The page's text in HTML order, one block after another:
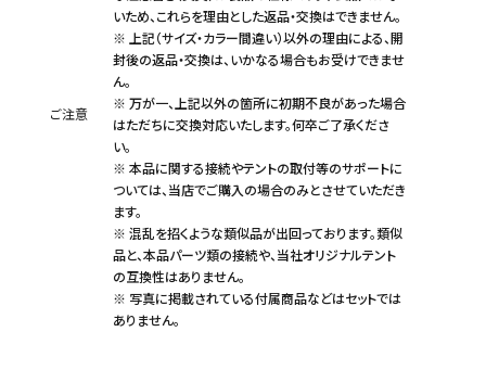
ご注意
いため、これらを理由とした返品・交換はできません。
※ 上記（サイズ・カラー間違い）以外の理由による、開
封後の返品・交換は、いかなる場合もお受けできませ
ん。
※ 万が一、上記以外の箇所に初期不良があった場合
はただちに交換対応いたします。何卒ご了承くださ
い。
※ 本品に関する接続やテントの取付等のサポートに
ついては、当店でご購入の場合のみとさせていただき
ます。
※ 混乱を招くような類似品が出回っております。類似
品と、本品パーツ類の接続や、当社オリジナルテント
の互換性はありません。
※ 写真に掲載されている付属商品などはセットでは
ありません。